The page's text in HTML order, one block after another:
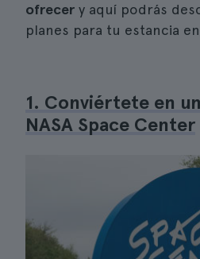
ofrecer y aquí podrás
planes para tu estancia
1. Conviértete en
NASA Space Center